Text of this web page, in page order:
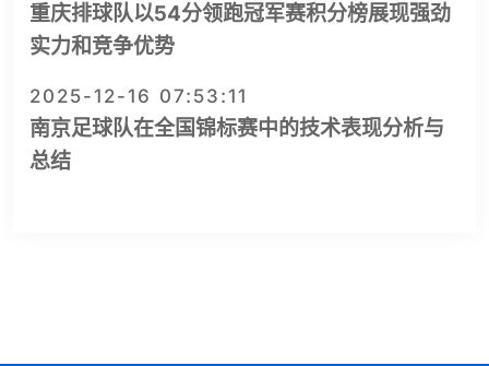
重庆排球队以54分领跑冠军赛积分榜展现强劲
实力和竞争优势
2025-12-16 07:53:11
南京足球队在全国锦标赛中的技术表现分析与
总结